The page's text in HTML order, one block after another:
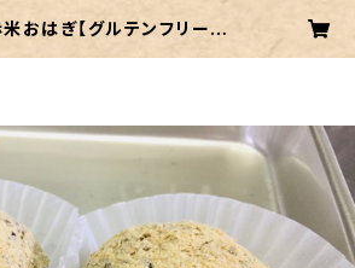
おはぎ【グルテンフリー】 |
ショップ BASE店 ●ビー